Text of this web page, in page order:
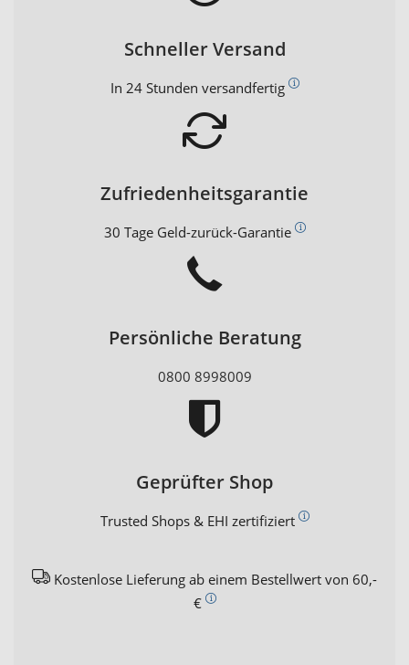
Schneller Versand
In 24 Stunden versandfertig
Zufriedenheitsgarantie
30 Tage Geld-zurück-Garantie
Persönliche Beratung
0800 8998009
Geprüfter Shop
Trusted Shops & EHI zertifiziert
Kostenlose Lieferung ab einem Bestellwert von 60,-
€